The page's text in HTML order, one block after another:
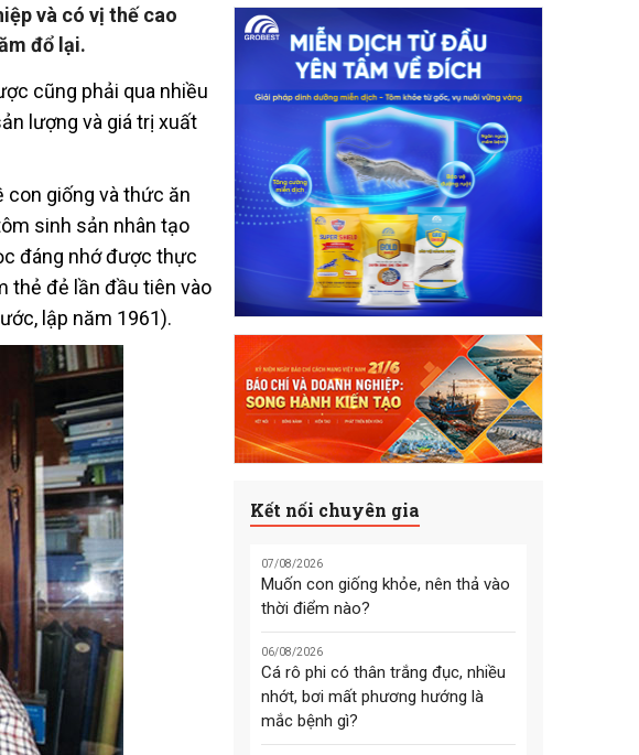
và có vị thế cao
đổ lại.
cũng phải qua nhiều
lượng và giá trị xuất
con giống và thức ăn
sinh sản nhân tạo
đáng nhớ được thực
thẻ đẻ lần đầu tiên vào
lập năm 1961).
Kết nối chuyên gia
07/08/2026
Muốn con giống khỏe, nên thả vào
thời điểm nào?
06/08/2026
Cá rô phi có thân trắng đục, nhiều
nhớt, bơi mất phương hướng là
mắc bệnh gì?